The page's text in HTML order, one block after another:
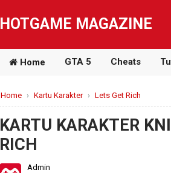
HOTGAME MAGAZINE
Home GTA 5 Cheats
Home › Kartu Karakter › Lets Get Rich
KARTU KARAKTER
RICH
Admin